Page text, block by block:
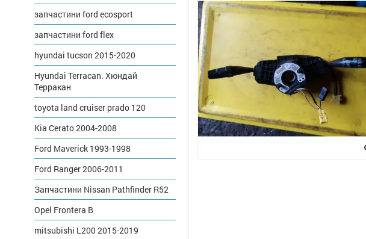
запчастини ford ecosport
запчастини ford flex
hyundai tucson 2015-2020
Hyundai Terracan. Хюндай
Терракан
toyota land cruiser prado 120
Kia Cerato 2004-2008
Ford Maverick 1993-1998
Ford Ranger 2006-2011
Запчастини Nissan Pathfinder R52
Opel Frontera B
mitsubishi L200 2015-2019